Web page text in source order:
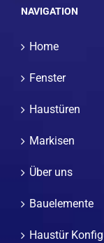
NAVIGATION
Home
Fenster
Haustüren
Markisen
Über uns
Bauelemente
Haustür